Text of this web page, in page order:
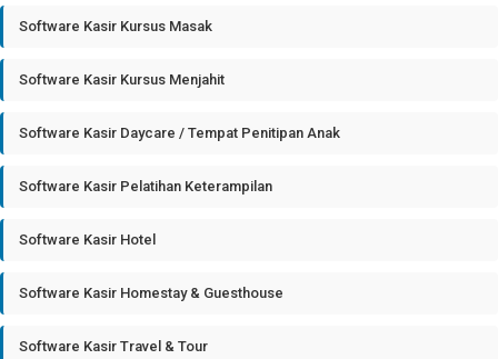
Software Kasir Kursus Masak
Software Kasir Kursus Menjahit
Software Kasir Daycare / Tempat Penitipan Anak
Software Kasir Pelatihan Keterampilan
Software Kasir Hotel
Software Kasir Homestay & Guesthouse
Software Kasir Travel & Tour